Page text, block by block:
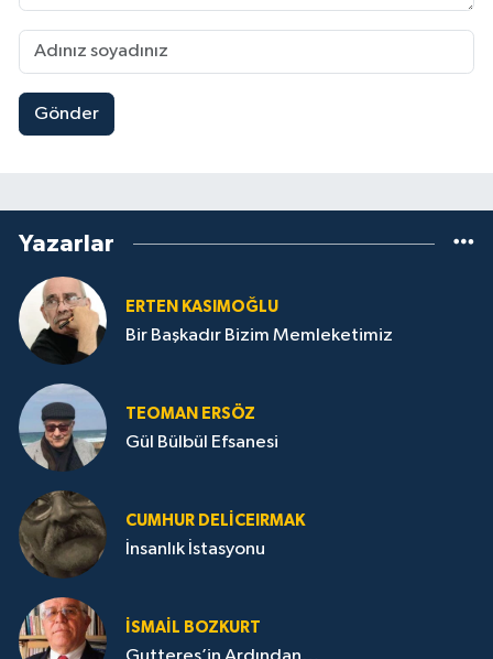
Gönder
Yazarlar
ERTEN KASIMOĞLU
Bir Başkadır Bizim Memleketimiz
TEOMAN ERSÖZ
Gül Bülbül Efsanesi
CUMHUR DELICEIRMAK
İnsanlık İstasyonu
İSMAIL BOZKURT